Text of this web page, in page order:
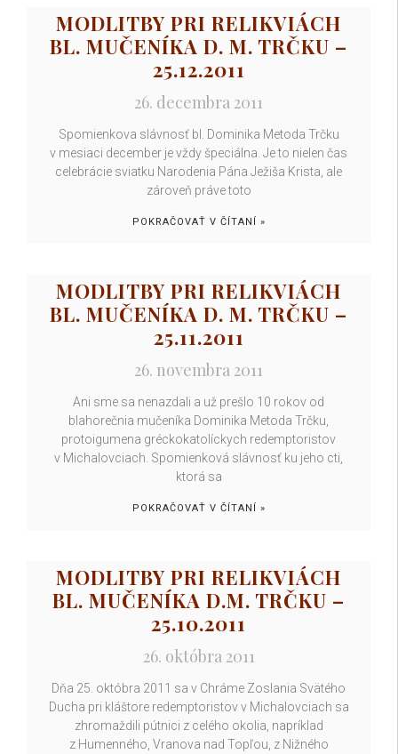
MODLITBY PRI RELIKVIÁCH
BL. MUČENÍKA D. M. TRČKU –
25.12.2011
26. decembra 2011
Spomienkova slávnosť bl. Dominika Metoda Trčku
v mesiaci december je vždy špeciálna. Je to nielen čas
celebrácie sviatku Narodenia Pána Ježiša Krista, ale
zároveň práve toto
POKRAČOVAŤ V ČÍTANÍ »
MODLITBY PRI RELIKVIÁCH
BL. MUČENÍKA D. M. TRČKU –
25.11.2011
26. novembra 2011
Ani sme sa nenazdali a už prešlo 10 rokov od
blahorečnia mučeníka Dominika Metoda Trčku,
protoigumena gréckokatolíckych redemptoristov
v Michalovciach. Spomienková slávnosť ku jeho cti,
ktorá sa
POKRAČOVAŤ V ČÍTANÍ »
MODLITBY PRI RELIKVIÁCH
BL. MUČENÍKA D.M. TRČKU –
25.10.2011
26. októbra 2011
Dňa 25. októbra 2011 sa v Chráme Zoslania Svätého
Ducha pri kláštore redemptoristov v Michalovciach sa
zhromaždili pútnici z celého okolia, napríklad
z Humenného, Vranova nad Topľou, z Nižného